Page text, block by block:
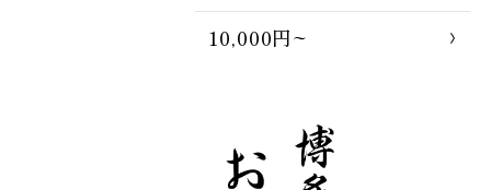
10,000円~